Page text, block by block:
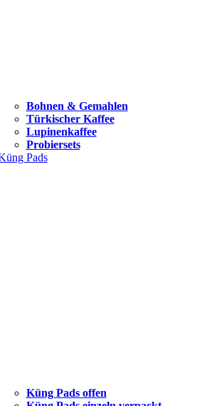
Bohnen & Gemahlen
Türkischer Kaffee
Lupinenkaffee
Probiersets
Pads
Küng Pads offen